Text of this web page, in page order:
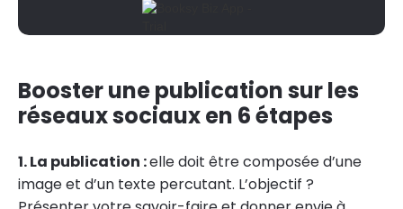
Booster une publication sur les
réseaux sociaux en 6 étapes
1. La publication :elle doit être composée d’une
image et d’un texte percutant. L’objectif ?